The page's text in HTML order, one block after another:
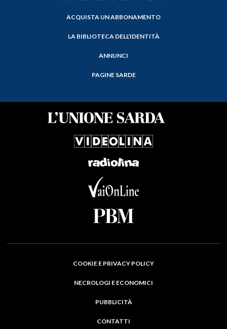
ACQUISTA UN ABBONAMENTO
LA BIBLIOTECA DELL'IDENTITÀ
ANNUNCI
PAGINE SARDE
COOKIE E PRIVACY POLICY
NECROLOGI E ECONOMICI
PUBBLICITÀ
CONTATTI